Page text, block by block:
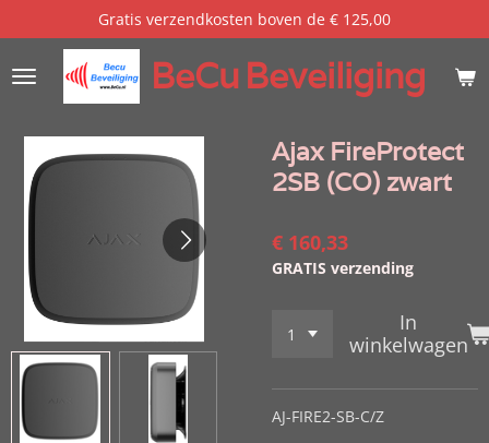
direct
naar
de
BeCuBeveiliging
Gratis verzendkosten boven de € 125,00
Ajax FireProtect
2SB (CO) zwart
€ 160,33
GRATIS verzending
In
winkelwagen
AJ-FIRE2-SB-C/Z